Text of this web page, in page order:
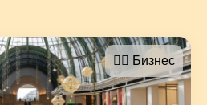
🤵‍♂️ Бизнес